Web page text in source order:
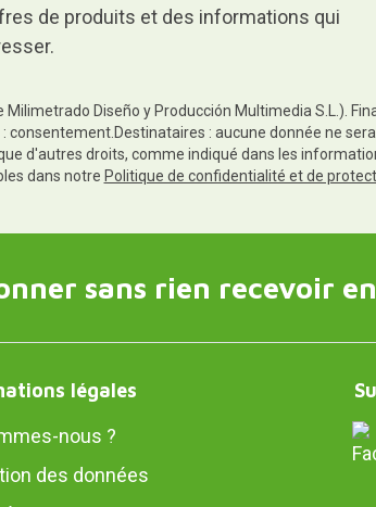
de produits et des informations qui
Diseño y Producción Multimedia S.L.).
: aucune donnée ne
d'autres droits, comme indiqué dans les
dans notre Politique de confidentialité et de
sans rien recevoir
légales
nous ?
des données